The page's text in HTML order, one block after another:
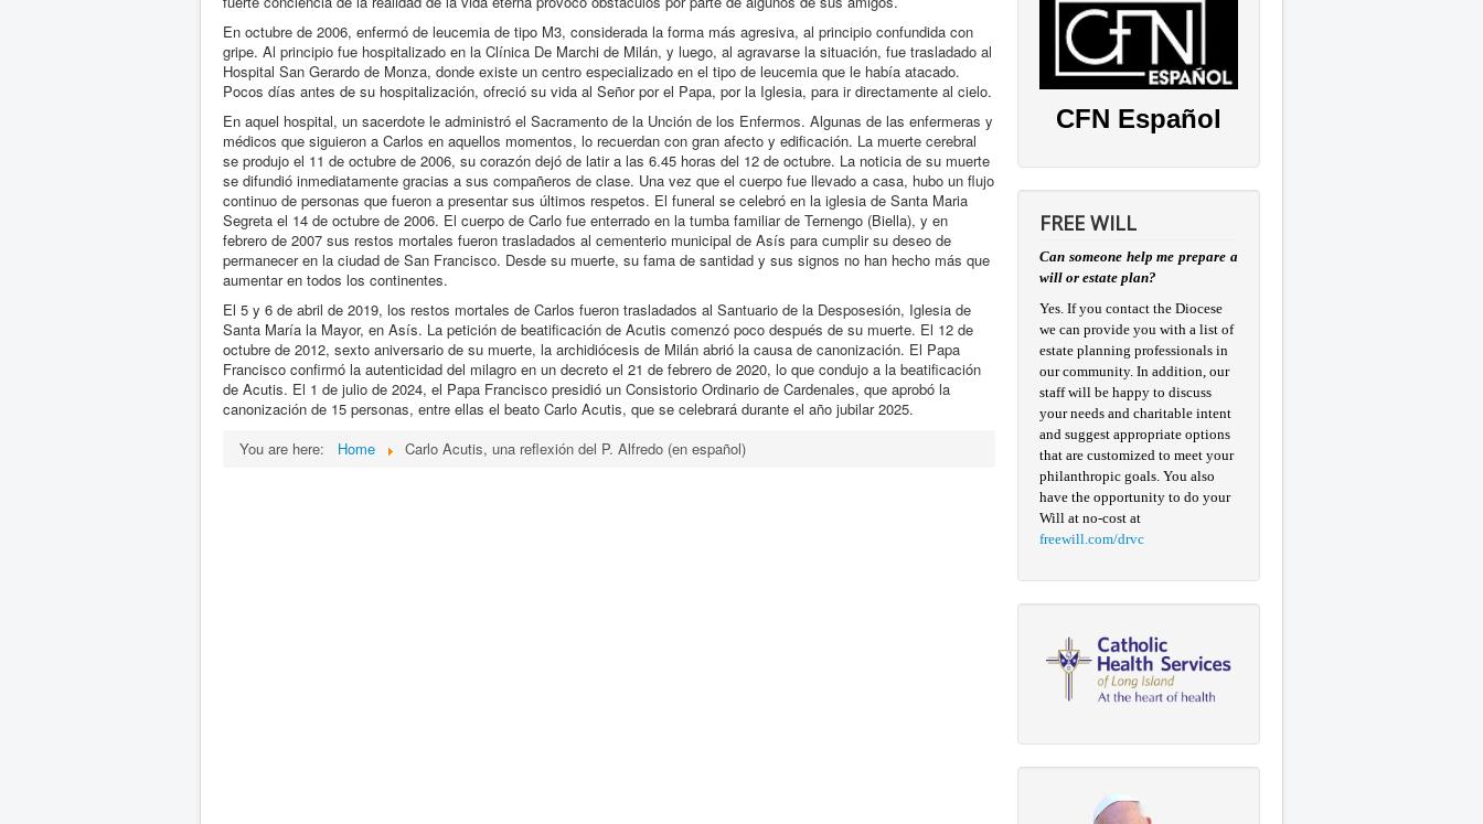
En octubre de 2006, enfermó de leucemia de tipo M3, considerada la forma más agresiva, al principio confundida con
gripe. Al principio fue hospitalizado en la Clínica De Marchi de Milán, y luego, al agravarse la situación, fue trasladado al
Hospital San Gerardo de Monza, donde existe un centro especializado en el tipo de leucemia que le había atacado.
Pocos días antes de su hospitalización, ofreció su vida al Señor por el Papa, por la Iglesia, para ir directamente al cielo.
En aquel hospital, un sacerdote le administró el Sacramento de la Unción de los Enfermos. Algunas de las enfermeras y
médicos que siguieron a Carlos en aquellos momentos, lo recuerdan con gran afecto y edificación. La muerte cerebral
se produjo el 11 de octubre de 2006, su corazón dejó de latir a las 6.45 horas del 12 de octubre. La noticia de su muerte
se difundió inmediatamente gracias a sus compañeros de clase. Una vez que el cuerpo fue llevado a casa, hubo un flujo
continuo de personas que fueron a presentar sus últimos respetos. El funeral se celebró en la iglesia de Santa Maria
Segreta el 14 de octubre de 2006. El cuerpo de Carlo fue enterrado en la tumba familiar de Ternengo (Biella), y en
febrero de 2007 sus restos mortales fueron trasladados al cementerio municipal de Asís para cumplir su deseo de
permanecer en la ciudad de San Francisco. Desde su muerte, su fama de santidad y sus signos no han hecho más que
aumentar en todos los continentes.
El 5 y 6 de abril de 2019, los restos mortales de Carlos fueron trasladados al Santuario de la Desposesión, Iglesia de
Santa María la Mayor, en Asís. La petición de beatificación de Acutis comenzó poco después de su muerte. El 12 de
octubre de 2012, sexto aniversario de su muerte, la archidiócesis de Milán abrió la causa de canonización. El Papa
Francisco confirmó la autenticidad del milagro en un decreto el 21 de febrero de 2020, lo que condujo a la beatificación
de Acutis. El 1 de julio de 2024, el Papa Francisco presidió un Consistorio Ordinario de Cardenales, que aprobó la
canonización de 15 personas, entre ellas el beato Carlo Acutis, que se celebrará durante el año jubilar 2025.
You are here:
Home Carlo Acutis, una reflexión del P. Alfredo (en español)
CFN Español
FREE WILL
Can someone help me prepare a
will or estate plan?
Yes. If you contact the Diocese
we can provide you with a list of
estate planning professionals in
our community. In addition, our
staff will be happy to discuss
your needs and charitable intent
and suggest appropriate options
that are customized to meet your
philanthropic goals. You also
have the opportunity to do your
Will at no-cost at
freewill.com/drvc